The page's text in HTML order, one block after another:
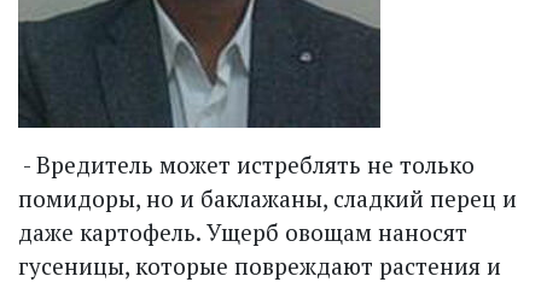
- Вредитель может истреблять не только
помидоры, но и баклажаны, сладкий перец и
даже картофель. Ущерб овощам наносят
гусеницы, которые повреждают растения и